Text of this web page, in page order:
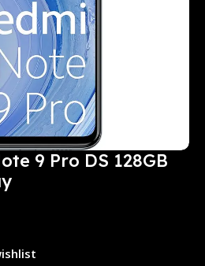
9 Pro DS 128GB